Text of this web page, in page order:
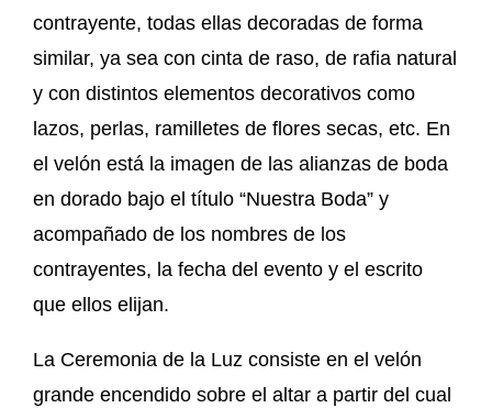
contrayente, todas ellas decoradas de forma
similar, ya sea con cinta de raso, de rafia natural
y con distintos elementos decorativos como
lazos, perlas, ramilletes de flores secas, etc. En
el velón está la imagen de las alianzas de boda
en dorado bajo el título “Nuestra Boda” y
acompañado de los nombres de los
contrayentes, la fecha del evento y el escrito
que ellos elijan.
La Ceremonia de la Luz consiste en el velón
grande encendido sobre el altar a partir del cual